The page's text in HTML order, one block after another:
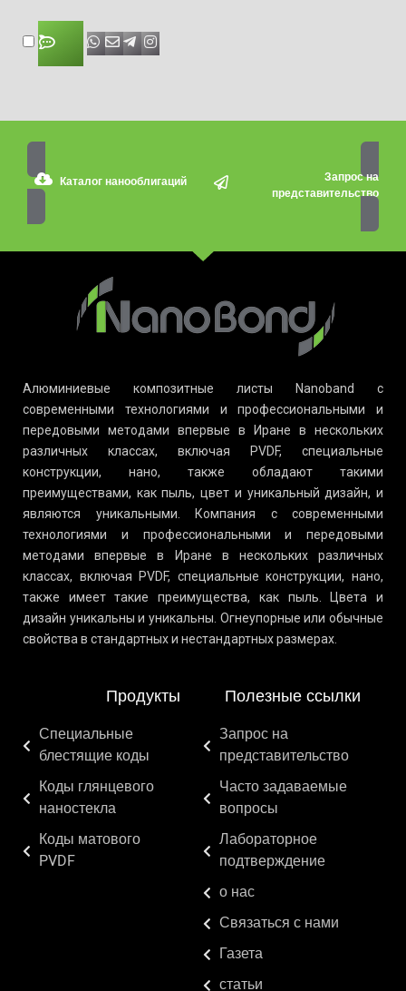
Каталог нанооблигаций
Запрос на
представительство
Алюминиевые композитные листы Nanoband с
современными технологиями и профессиональными и
передовыми методами впервые в Иране в нескольких
различных классах, включая PVDF, специальные
конструкции, нано, также обладают такими
преимуществами, как пыль, цвет и уникальный дизайн, и
являются уникальными. Компания с современными
технологиями и профессиональными и передовыми
методами впервые в Иране в нескольких различных
классах, включая PVDF, специальные конструкции, нано,
также имеет такие преимущества, как пыль. Цвета и
дизайн уникальны и уникальны. Огнеупорные или обычные
свойства в стандартных и нестандартных размерах.
Продукты
Специальные
блестящие коды
Коды глянцевого
наностекла
Коды матового
PVDF
Полезные ссылки
Запрос на
представительство
Часто задаваемые
вопросы
Лабораторное
подтверждение
о нас
Связаться с нами
Газета
статьи